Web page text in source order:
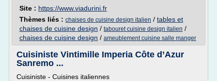
Site : https://www.viadurini.fr
Thèmes liés : chaises de cuisine design italien / tables et
chaises de cuisine design / tabouret cuisine design italien /
chaises de cuisine design / ameublement cuisine salle manger
Cuisiniste Vintimille Imperia Côte d’Azur
Sanremo ...
Cuisiniste - Cuisines italiennes